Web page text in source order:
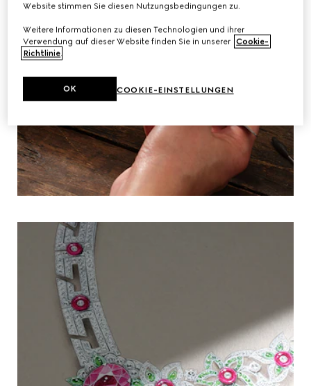
Website stimmen Sie diesen Nutzungsbedingungen zu.
Weitere Informationen zu diesen Technologien und ihrer
Verwendung auf dieser Website finden Sie in unserer Cookie-
Richtlinie.
COOKIE-EINSTELLUNGEN
OK